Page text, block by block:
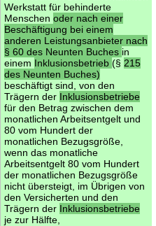
Werkstatt für behinderte
Menschen oder nach einer
Beschäftigung bei einem
anderen Leistungsanbieter nach
§ 60 des Neunten Buches in
einem Inklusionsbetrieb (§ 215
des Neunten Buches)
beschäftigt sind, von den
Trägern der Inklusionsbetriebe
für den Betrag zwischen dem
monatlichen Arbeitsentgelt und
80 vom Hundert der
monatlichen Bezugsgröße,
wenn das monatliche
Arbeitsentgelt 80 vom Hundert
der monatlichen Bezugsgröße
nicht übersteigt, im Übrigen von
den Versicherten und den
Trägern der Inklusionsbetriebe
je zur Hälfte,